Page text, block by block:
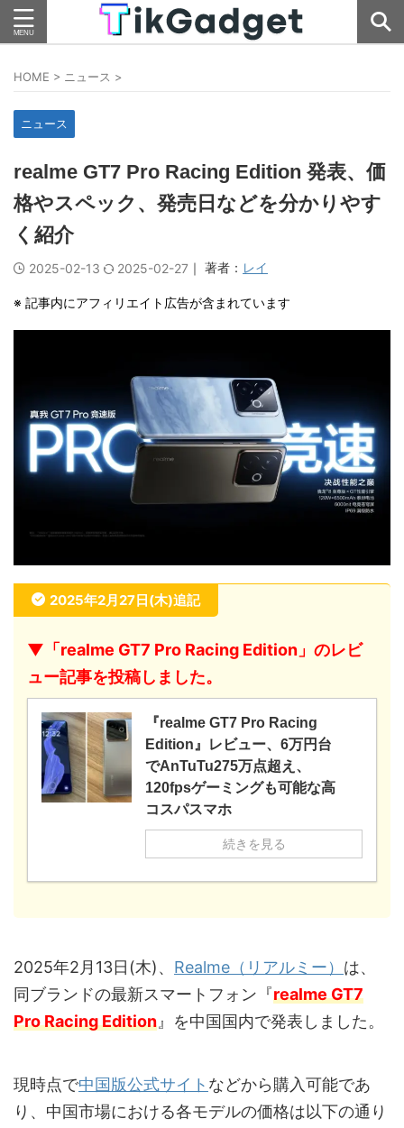
HOME > ニュース >
ニュース
realme GT7 Pro Racing Edition 発表、価
格やスペック、発売日などを分かりやす
く紹介
2025-02-13 2025-02-27 ｜ 著者： レイ
※ 記事内にアフィリエイト広告が含まれています
2025年2月27日(木)追記
▼「realme GT7 Pro Racing Edition」のレビ
ュー記事を投稿しました。
『realme GT7 Pro Racing
Edition』レビュー、6万円台
でAnTuTu275万点超え、
120fpsゲーミングも可能な高
コスパスマホ
続きを見る
2025年2月13日(木)、 Realme（リアルミー） は、
同ブランドの最新スマートフォン『realme GT7
Pro Racing Edition』を中国国内で発表しました。
現時点で中国版公式サイト などから購入可能であ
り、中国市場における各モデルの価格は以下の通り